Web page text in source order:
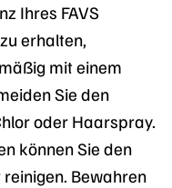
Ihres FAVS
erhalten,
mit einem
Sie den
oder Haarspray.
können Sie den
Bewahren